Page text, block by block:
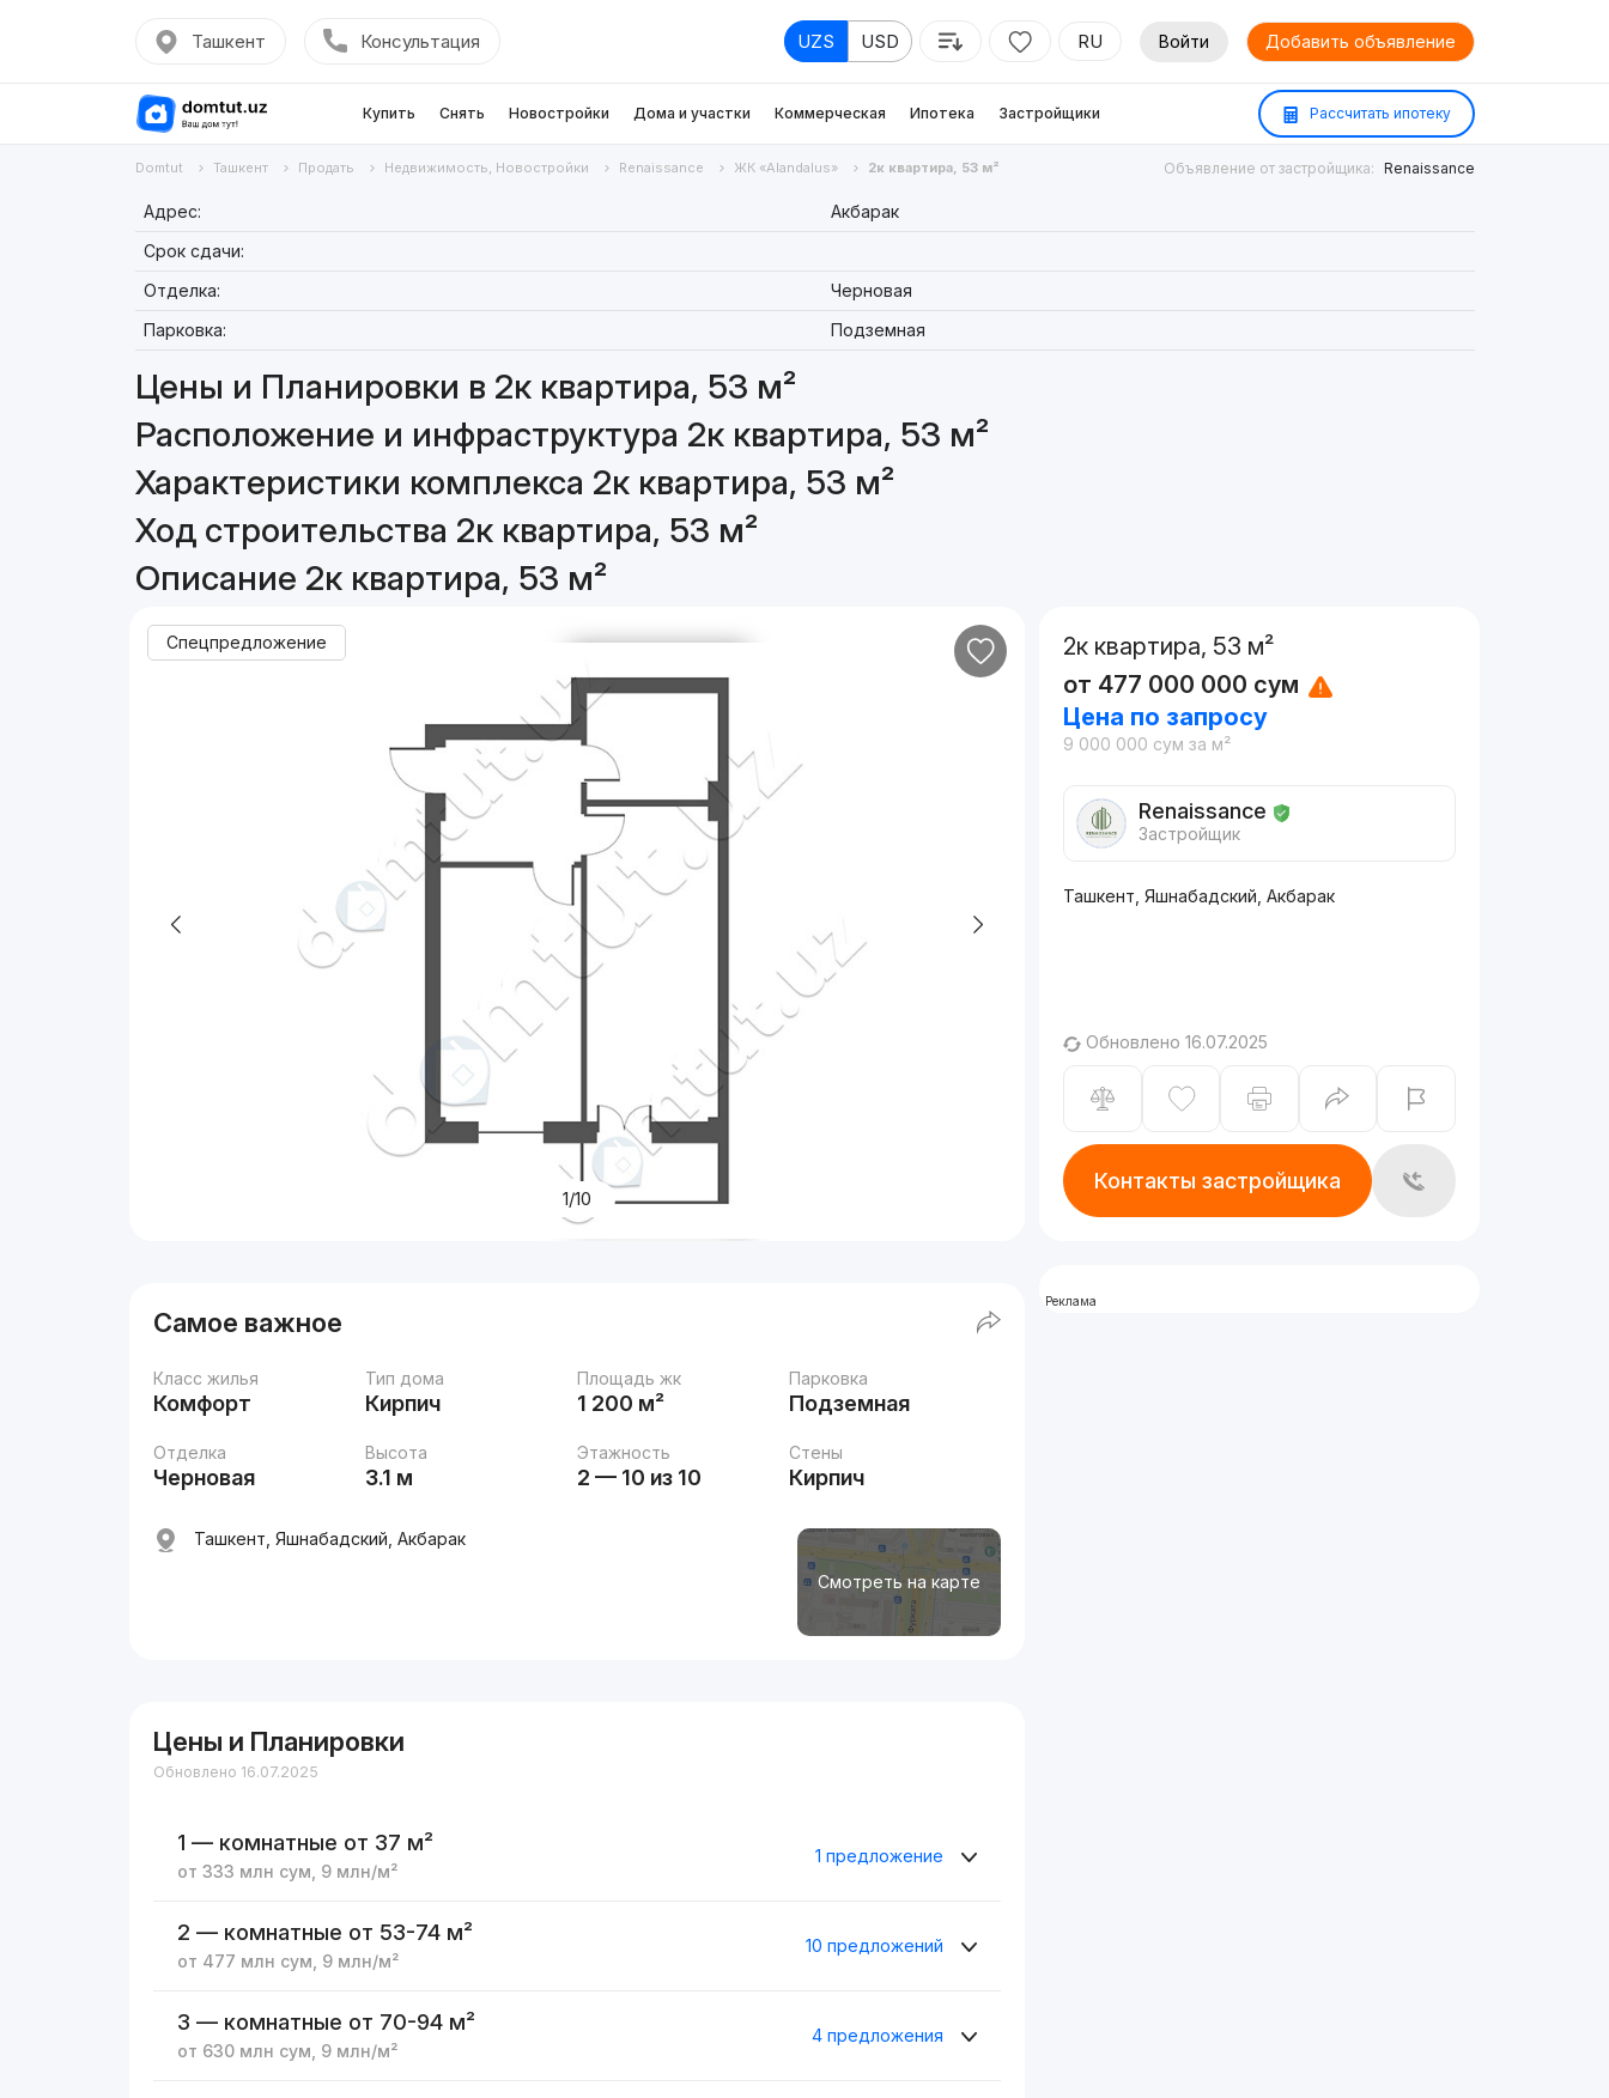
Ташкент Консультация UZS USD RU Войти Добавить объявление
Купить Снять Новостройки Дома и участки Коммерческая Ипотека Застройщики Рассчитать ипотеку
Domtut Ташкент Продать Недвижимость, Новостройки Renaissance ЖК «Alandalus» 2к квартира, 53 м² Объявление от застройщика: Renaissance
Адрес:
Акбарак
Срок сдачи:
Отделка:
Черновая
Парковка:
Подземная
Цены и Планировки в 2к квартира, 53 м²
Расположение и инфраструктура 2к квартира, 53 м²
Характеристики комплекса 2к квартира, 53 м²
Ход строительства 2к квартира, 53 м²
Описание 2к квартира, 53 м²
Спецпредложение
1/10
Самое важное
Класс жилья
Комфорт
Тип дома
Кирпич
Площадь жк
1 200 м²
Парковка
Подземная
Отделка
Черновая
Высота
3.1 м
Этажность
2 — 10 из 10
Стены
Кирпич
Смотреть на карте
Ташкент, Яшнабадский, Акбарак
Цены и Планировки
Обновлено 16.07.2025
1 — комнатные от 37 м²
от333 млн сум 9 млн/м²
1 предложение
2 — комнатные от 53-74 м²
от 477 млн сум 9 млн/м²
10 предложений
3 — комнатные от 70-94 м²
от 630 млн сум 9 млн/м²
4 предложения
2к квартира, 53 м²
от 477 000 000 сум
Цена по запросу
9 000 000 сум за м²
Renaissance
Застройщик
Ташкент, Яшнабадский, Акбарак
Обновлено 16.07.2025
Контакты застройщика
Реклама